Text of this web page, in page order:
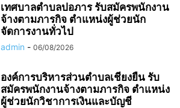
เทศบาลตำบลปอภาร รับสมัครพนักงาน
จ้างตามภารกิจ ตำแหน่งผู้ช่วยนัก
จัดการงานทั่วไป
admin - 06/08/2026
องค์การบริหารส่วนตำบลเชียงยืน รับ
สมัครพนักงานจ้างตามภารกิจ ตำแหน่ง
ผู้ช่วยนักวิชาการเงินและบัญชี